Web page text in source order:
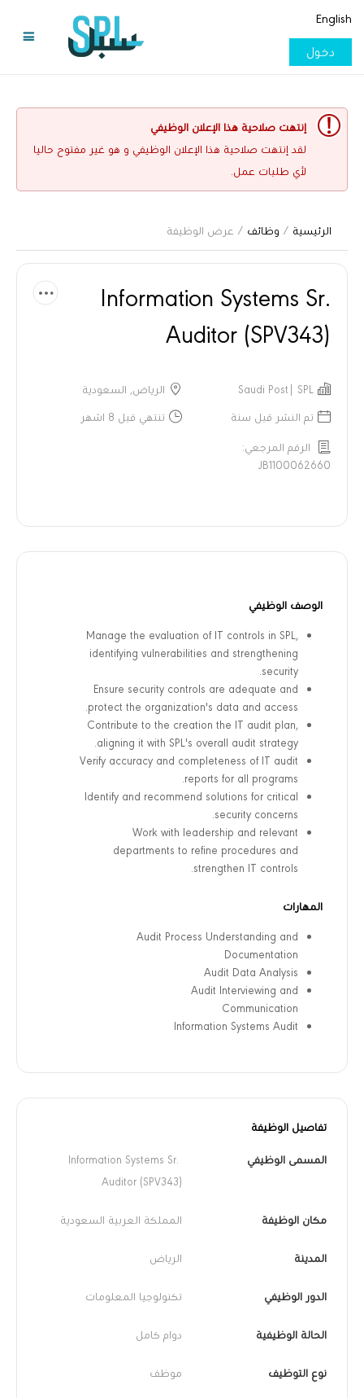
English
دخول
إنتهت صلاحية هذا الإعلان الوظيفي
لقد إنتهت صلاحية هذا الإعلان الوظيفي و هو غير مفتوح حاليا
لأي طلبات عمل.
الرئيسية / وظائف / عرض الوظيفة
Information Systems Sr.
Auditor (SPV343)
Saudi Post| SPL
الرياض, السعودية
تم النشر قبل سنة
تنتهي قبل 8 اشهر
الرقم المرجعي:
JB1100062660
الوصف الوظيفي
Manage the evaluation of IT controls in SPL,
identifying vulnerabilities and strengthening
security.
Ensure security controls are adequate and
protect the organization's data and access.
Contribute to the creation the IT audit plan,
aligning it with SPL's overall audit strategy.
Verify accuracy and completeness of IT audit
reports for all programs.
Identify and recommend solutions for critical
security concerns.
Work with leadership and relevant
departments to refine procedures and
strengthen IT controls.
المهارات
Audit Process Understanding and
Documentation
Audit Data Analysis
Audit Interviewing and
Communication
Information Systems Audit
تفاصيل الوظيفة
المسمى الوظيفي
Information Systems Sr.
Auditor (SPV343)
مكان الوظيفة المملكة العربية السعودية
المدينة الرياض
الدور الوظيفي تكنولوجيا المعلومات
الحالة الوظيفية دوام كامل
نوع التوظيف موظف